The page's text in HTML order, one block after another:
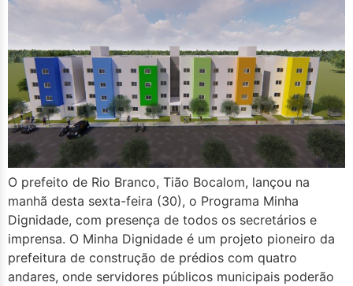
O prefeito de Rio Branco, Tião Bocalom, lançou na
manhã desta sexta-feira (30), o Programa Minha
Dignidade, com presença de todos os secretários e
imprensa. O Minha Dignidade é um projeto pioneiro da
prefeitura de construção de prédios com quatro
andares, onde servidores públicos municipais poderão